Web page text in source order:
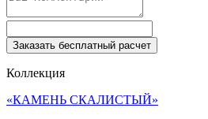
Заказать бесплатный расчет
Коллекция
«КАМЕНЬ СКАЛИСТЫЙ»